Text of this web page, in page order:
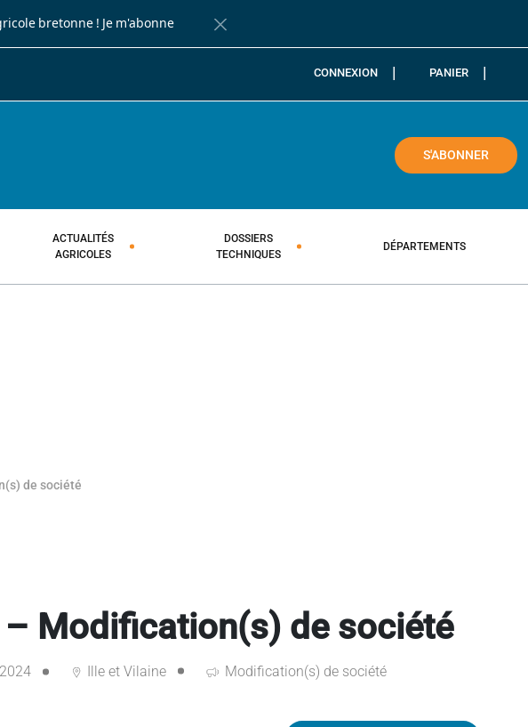
bretonne ! Je m'abonne
Fermer la barre de notification
CONNEXION PANIER
S'ABONNER
ACTUALITÉS
AGRICOLES
DOSSIERS
TECHNIQUES
DÉPARTEMENTS
de société
– Modification(s) de société
Ille et Vilaine Modification(s) de société